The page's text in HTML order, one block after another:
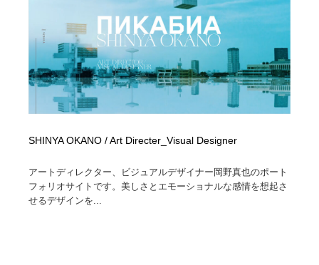
SHINYA OKANO / Art Directer_Visual Designer
アートディレクター、ビジュアルデザイナー岡野真也のポート
フォリオサイトです。美しさとエモーショナルな感情を想起さ
せるデザインを...